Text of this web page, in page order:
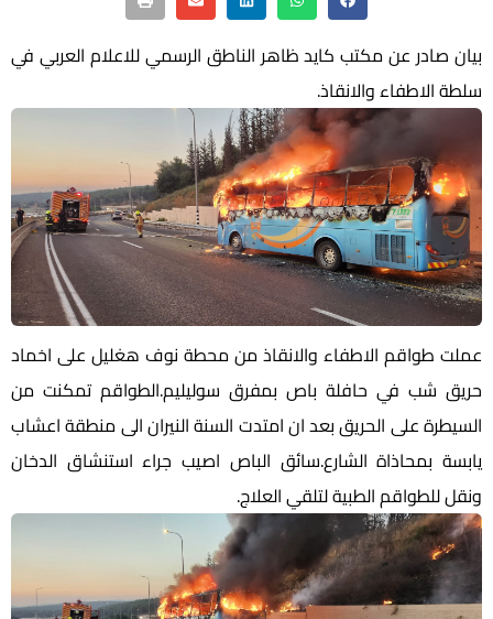
بيان صادر عن مكتب كايد ظاهر الناطق الرسمي للاعلام العربي في
سلطة الاطفاء والانقاذ.
عملت طواقم الاطفاء والانقاذ من محطة نوف هغليل على اخماد
حريق شب في حافلة باص بمفرق سوليليم.الطواقم تمكنت من
السيطرة على الحريق بعد ان امتدت السنة النيران الى منطقة اعشاب
يابسة بمحاذاة الشارع.سائق الباص اصيب جراء استنشاق الدخان
ونقل للطواقم الطبية لتلقي العلاج.